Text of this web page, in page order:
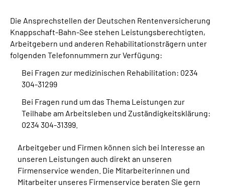
Inhalte in Gebärdensprache (DGS)
Leichte Sprache
Mein Kundenportal
Die Ansprechstellen der Deutschen Rentenversicherung
Knappschaft-Bahn-See stehen Leistungsberechtigten,
Arbeitgebern und anderen Rehabilitationsträgern unter
folgenden Telefonnummern zur Verfügung:
Bei Fragen zur medizinischen Rehabilitation: 0234
304-31299
Bei Fragen rund um das Thema Leistungen zur
Teilhabe am Arbeitsleben und Zuständigkeitsklärung:
0234 304-31399.
Arbeitgeber und Firmen können sich bei Interesse an
unseren Leistungen auch direkt an unseren
Firmenservice wenden. Die Mitarbeiterinnen und
Mitarbeiter unseres Firmenservice beraten Sie gern